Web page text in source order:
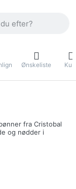
Ønskeliste
fra Cristobal
og nødder i